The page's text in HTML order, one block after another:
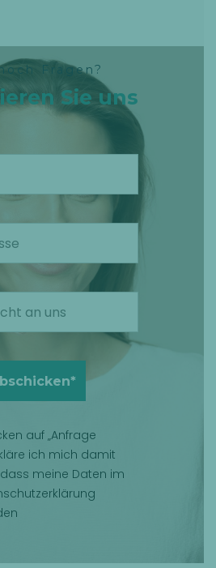
Fragen?
Sie uns
auf „Anfrage
ich mich damit
meine Daten im